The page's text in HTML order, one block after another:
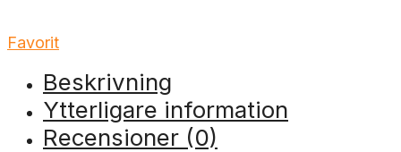
Favorit
Beskrivning
Ytterligare information
Recensioner (0)